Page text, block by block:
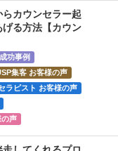
カウンセラー起
る方法【カウン
功事例
集客 お客様の声
ラピスト お客様の声
の声